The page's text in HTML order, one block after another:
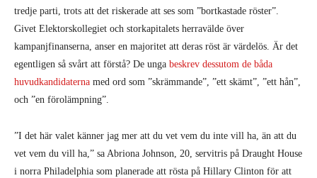
vet vem du vill ha,” sa Abriona Johnson, 20, servitris på Draught House
i norra Philadelphia som planerade att rösta på Hillary Clinton för att
”hon inte är Trump.”
Vissa Trump-anhängare var precis lika missnöjda med valet. Cal
Summers, en 19-årig student på Bucks County Community College,
politik och för att ”Hillary Clinton är en brottsling.” Men han ansåg att
valet var ”ganska skrämmande” eftersom båda kandidaterna var så
bristfälliga. När han fick frågan om han skulle ha stöttat en annan